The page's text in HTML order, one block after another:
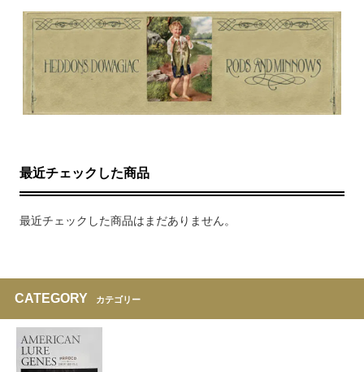
最近チェックした商品
最近チェックした商品はまだありません。
CATEGORY カテゴリー